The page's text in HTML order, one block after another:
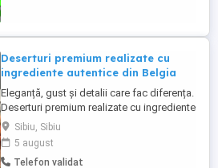
Deserturi premium realizate cu
ingrediente autentice din Belgia
Eleganță, gust și detalii care fac diferența.
Deserturi premium realizate cu ingrediente
autentice din Belgia, create pentru a
transforma orice eveniment sau moment
în unul special. Ofertă specială de Paști:
Comenzile plasate până la 7 Aprilie
Sibiu, Sibiu
5 august
Telefon validat